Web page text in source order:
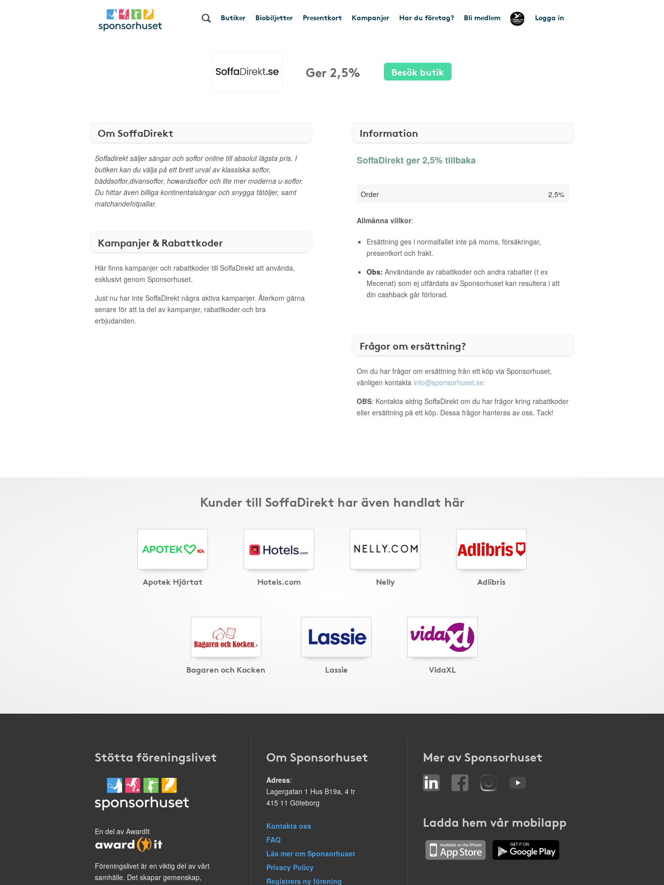
Butiker Biobiljetter Presentkort Kampanjer Har du företag? Bli medlem Logga in
Ger 2,5% Besök butik
Om SoffaDirekt
Soffadirekt säljer sängar och soffor online till absolut lägsta pris. I
butiken kan du välja på ett brett urval av klassiska soffor,
bäddsoffor,divansoffor, howardsoffor och lite mer moderna u-soffor.
Du hittar även billiga kontinentalsängar och snygga fåtöljer, samt
matchandefotpallar.
Kampanjer & Rabattkoder
Här finns kampanjer och rabattkoder till SoffaDirekt att använda,
exklusivt genom Sponsorhuset.
Just nu har inte SoffaDirekt några aktiva kampanjer. Återkom gärna
senare för att ta del av kampanjer, rabattkoder och bra
erbjudanden.
Information
SoffaDirekt ger 2,5% tillbaka
Order 2,5%
Allmänna villkor:
Ersättning ges i normalfallet inte på moms, försäkringar,
presentkort och frakt.
Obs: Användande av rabattkoder och andra rabatter (t ex
Mecenat) som ej utfärdats av Sponsorhuset kan resultera i att
din cashback går förlorad.
Frågor om ersättning?
Om du har frågor om ersättning från ett köp via Sponsorhuset,
vänligen kontakta info@sponsorhuset.se
OBS: Kontakta aldrig SoffaDirekt om du har frågor kring rabattkoder
eller ersättning på ett köp. Dessa frågor hanteras av oss. Tack!
Kunder till SoffaDirekt har även handlat här
Apotek Hjärtat Hotels.com Nelly Adlibris
Bagaren och Kocken Lassie VidaXL
Stötta föreningslivet
En del av AwardIt
Föreningslivet är en viktig del av vårt
samhälle. Det skapar gemenskap,
Om Sponsorhuset
Adress:
Lagergatan 1 Hus B19a, 4 tr
415 11 Göteborg
Kontakta oss
FAQ
Läs mer om Sponsorhuset
Privacy Policy
Registrera ny förening
Mer av Sponsorhuset
Ladda hem vår mobilapp